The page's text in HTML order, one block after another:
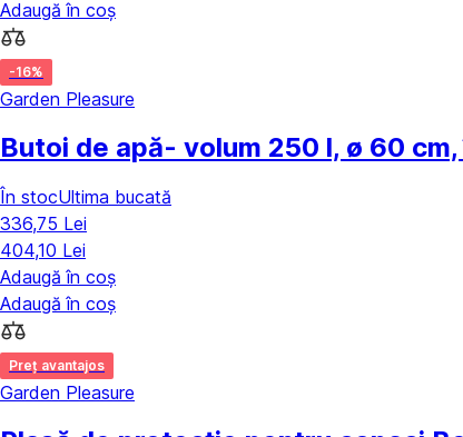
Adaugă în coș
-16%
Garden Pleasure
Butoi de apă- volum 250 l, ø 60
În stocUltima bucată
336,75 Lei
404,10 Lei
Adaugă în coș
Adaugă în coș
Preț avantajos
Garden Pleasure